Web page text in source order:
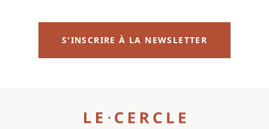
S'INSCRIRE À LA NEWSLETTER